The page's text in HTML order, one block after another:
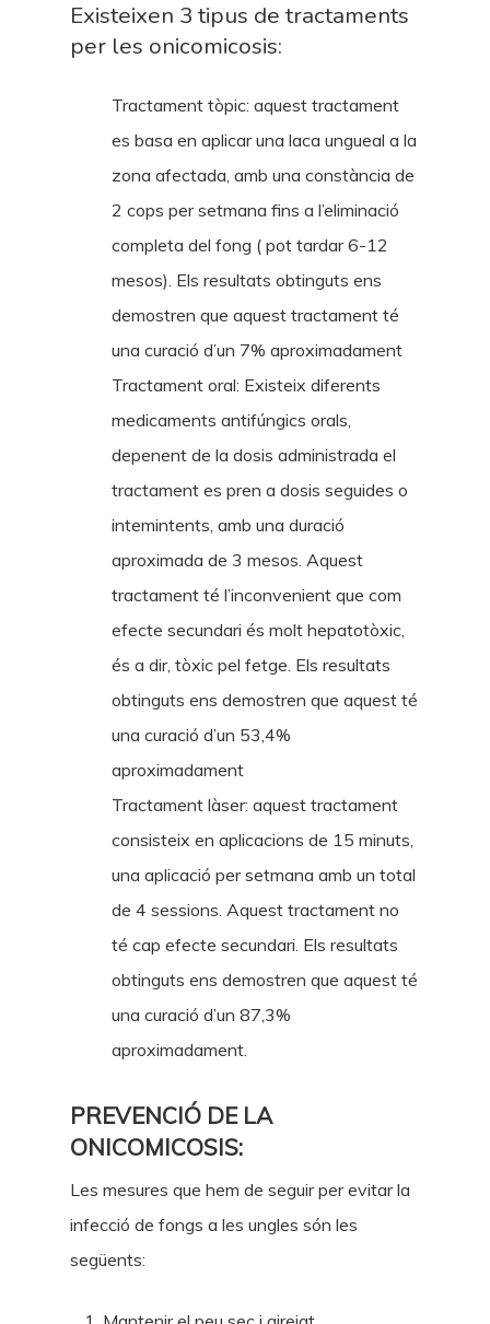
Existeixen 3 tipus de tractaments
per les onicomicosis:
Tractament tòpic: aquest tractament
es basa en aplicar una laca ungueal a la
zona afectada, amb una constància de
2 cops per setmana fins a l’eliminació
completa del fong ( pot tardar 6-12
mesos). Els resultats obtinguts ens
demostren que aquest tractament té
una curació d’un 7% aproximadament
Tractament oral: Existeix diferents
medicaments antifúngics orals,
depenent de la dosis administrada el
tractament es pren a dosis seguides o
intemintents, amb una duració
aproximada de 3 mesos. Aquest
tractament té l’inconvenient que com
efecte secundari és molt hepatotòxic,
és a dir, tòxic pel fetge. Els resultats
obtinguts ens demostren que aquest té
una curació d’un 53,4%
aproximadament
Tractament làser: aquest tractament
consisteix en aplicacions de 15 minuts,
una aplicació per setmana amb un total
de 4 sessions. Aquest tractament no
té cap efecte secundari. Els resultats
obtinguts ens demostren que aquest té
una curació d’un 87,3%
aproximadament.
PREVENCIÓ DE LA
ONICOMICOSIS:
Les mesures que hem de seguir per evitar la
infecció de fongs a les ungles són les
següents: